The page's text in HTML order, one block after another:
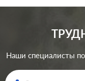
Наши специалисты